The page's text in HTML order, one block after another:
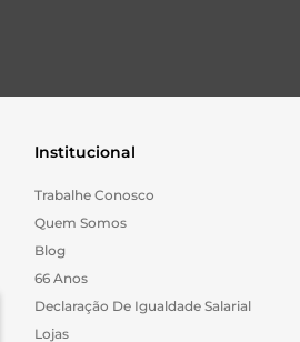
Institucional
Trabalhe Conosco
Quem Somos
Blog
66 Anos
Declaração De Igualdade Salarial
Lojas